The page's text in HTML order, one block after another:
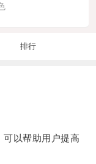
排行
以帮助用户提高